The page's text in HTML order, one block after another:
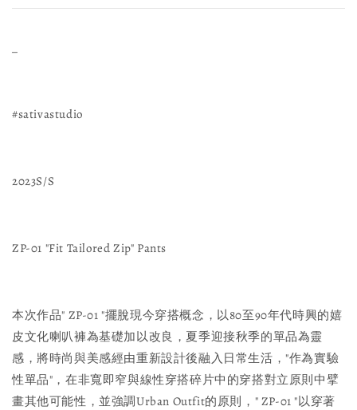
#sativastudio
2023S/S
ZP-01 "Fit Tailored Zip" Pants
本次作品" ZP-01 "擺脫現今穿搭概念，以80至90年代時興的嬉
皮文化喇叭褲為基礎加以改良，夏季迎接秋季的單品為靈
感，將時尚與美感經由重新設計後融入日常生活，"作為實驗
性單品"，在非寬即窄與線性穿搭碎片中的穿搭對立原則中擘
畫其他可能性，並強調Urban Outfit的原則，" ZP-01 "以穿著